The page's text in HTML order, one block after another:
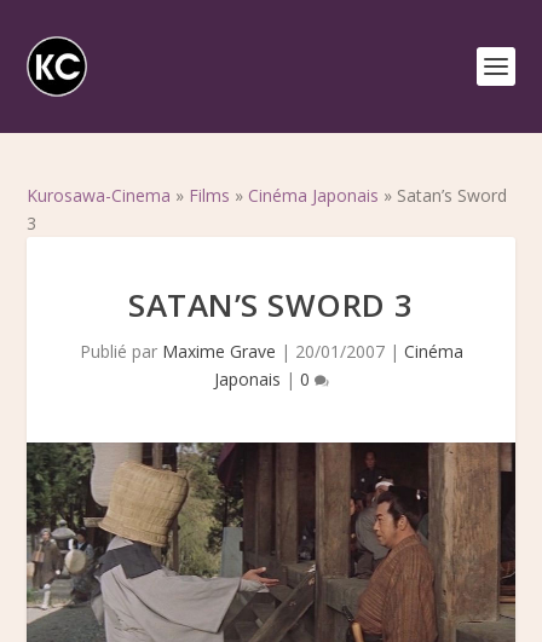
Kurosawa-Cinema » Films » Cinéma Japonais » Satan’s Sword
3
SATAN’S SWORD 3
Publié par Maxime Grave | 20/01/2007| Cinéma
Japonais | 0